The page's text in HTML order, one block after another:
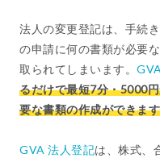
法人の変更登記は、手続
の申請に何の書類が必要
取られてしまいます。
るだけで最短7分・5000
要な書類の作成ができま
GVA 法人登記は、株式、